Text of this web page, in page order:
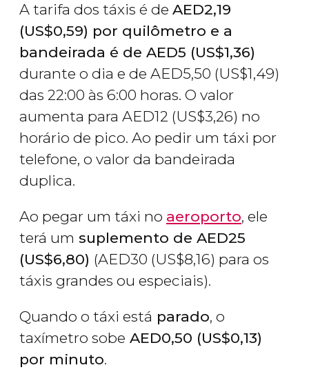
A tarifa dos táxis é de AED2,19
(US$0,59) por quilômetro e a
bandeirada é de AED5 (US$1,36)
durante o dia e de AED5,50 (US$1,49)
das 22:00 às 6:00 horas. O valor
aumenta para AED12 (US$3,26) no
horário de pico. Ao pedir um táxi por
telefone, o valor da bandeirada
duplica.
Ao pegar um táxi no aeroporto, ele
terá um suplemento de AED25
(US$6,80) (AED30 (US$8,16) para os
táxis grandes ou especiais).
Quando o táxi está parado, o
taxímetro sobe AED0,50 (US$0,13)
por minuto.